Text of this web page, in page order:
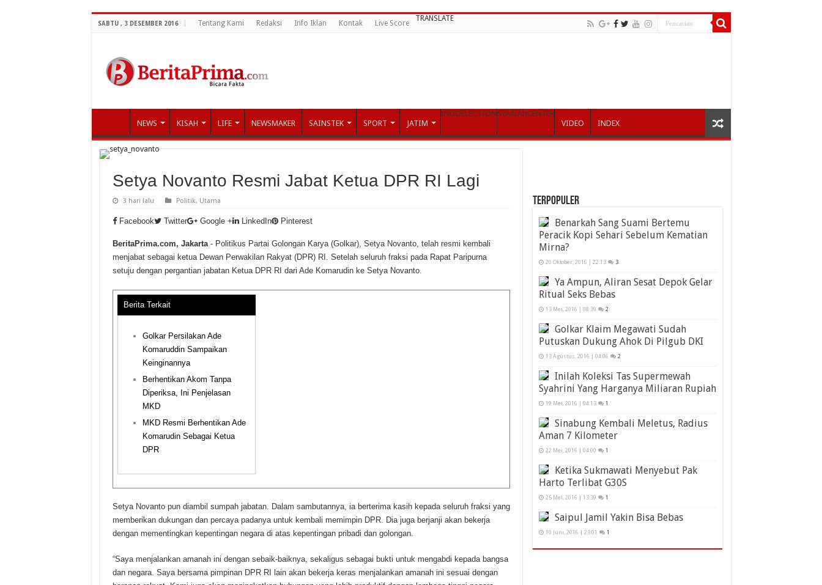
SABTU , 3 DESEMBER 2016 Tentang Kami Redaksi Info Iklan Kontak Live Score
TRANSLATE
NEWS KISAH LIFE NEWSMAKER SAINSTEK SPORT JATIM
INDOELECTION SYARIAHCENTER
VIDEO
INDEX
Setya Novanto Resmi Jabat Ketua DPR RI Lagi
3 hari lalu Politik, Utama
Facebook Twitter Google + LinkedIn Pinterest
BeritaPrima.com, Jakarta- Politikus Partai Golongan Karya (Golkar), Setya Novanto, telah resmi kembali
menjabat sebagai ketua Dewan Perwakilan Rakyat (DPR) RI. Setelah seluruh fraksi pada Rapat Paripurna
setuju dengan pergantian jabatan Ketua DPR RI dari Ade Komarudin ke Setya Novanto.
Berita Terkait
Golkar Persilakan Ade
Komaruddin Sampaikan
Keinginannya
Berhentikan Akom Tanpa
Diperiksa, Ini Penjelasan
MKD
MKD Resmi Berhentikan Ade
Komarudin Sebagai Ketua
DPR
Setya Novanto pun diambil sumpah jabatan. Dalam sambutannya, ia berterima kasih kepada seluruh fraksi yang
memberikan dukungan dan percaya padanya untuk kembali memimpin DPR. Dia juga berjanji akan bekerja
dengan mementingkan kepentingan negara di atas kepentingan pribadi dan golongan.
“Saya menjalankan amanah ini dengan sebaik-baiknya, sekaligus sebagai bukti untuk mengabdi kepada bangsa
dan negara. Saya bersama pimpinan DPR RI lain akan bekerja keras menjalankan amanah ini sesuai dengan
TERPOPULER
Benarkah Sang Suami Bertemu
Peracik Kopi Sehari Sebelum Kematian
Mirna?
20 Oktober, 2016 | 22:13 3
Ya Ampun, Aliran Sesat Depok Gelar
Ritual Seks Bebas
13 Mei, 2016 | 08:39 2
Golkar Klaim Megawati Sudah
Putuskan Dukung Ahok Di Pilgub DKI
13 Agustus, 2016 | 04:06 2
Inilah Koleksi Tas Supermewah
Syahrini Yang Harganya Miliaran Rupiah
19 Mei, 2016 | 04:13 1
Sinabung Kembali Meletus, Radius
Aman 7 Kilometer
22 Mei, 2016 | 04:00 1
Ketika Sukmawati Menyebut Pak
Harto Terlibat G30S
25 Mei, 2016 | 13:39 1
Saipul Jamil Yakin Bisa Bebas
10 Juni, 2016 | 23:01 1